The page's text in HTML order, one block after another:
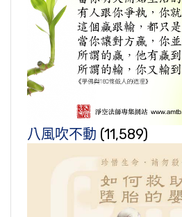
八風吹不動 (11,589)